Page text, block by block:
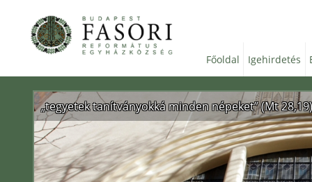
Főoldal Igehirdetés
„tegyetek tanítványokká minden népeket” (Mt 28,19)